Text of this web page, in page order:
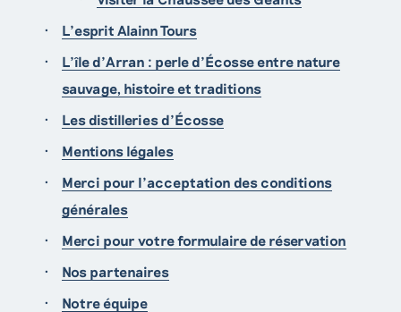
L'esprit Alainn Tours
L’île d’Arran : perle d’Écosse entre nature
sauvage, histoire et traditions
Les distilleries d’Écosse
Mentions légales
Merci pour l'acceptation des conditions
générales
Merci pour votre formulaire de réservation
Nos partenaires
Notre équipe